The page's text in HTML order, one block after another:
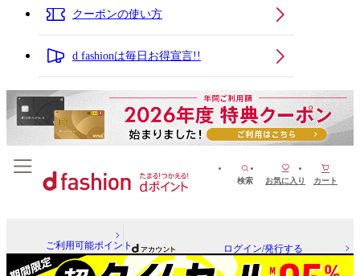
クーポンの使い方
d fashionは毎日お得宣言!!
検索 お気に入り カート
ご利用可能ポイント ログイン/発行する